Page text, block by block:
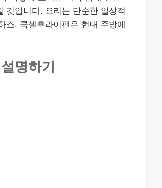
것입니다. 요리는 단순한 일상적
죠. 쿡셀후라이팬은 현대 주방에
명하기